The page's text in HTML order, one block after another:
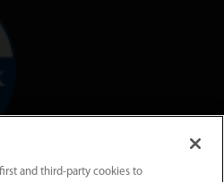
and third-party cookies to